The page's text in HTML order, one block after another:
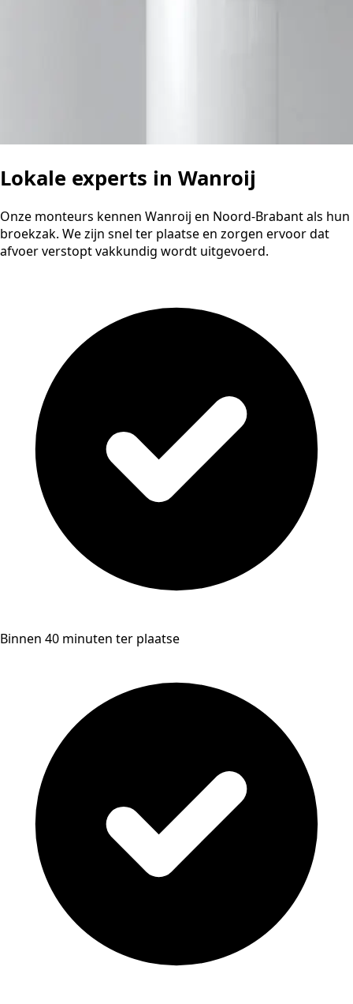
Lokale experts in Wanroij
Onze monteurs kennen Wanroij en Noord-Brabant als hun
broekzak. We zijn snel ter plaatse en zorgen ervoor dat
afvoer verstopt vakkundig wordt uitgevoerd.
Binnen 40 minuten ter plaatse